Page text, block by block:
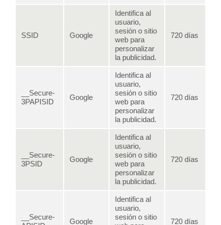
SSID Google
Identifica al
usuario,
sesión o sitio
web para
personalizar
la publicidad.
720 días
__Secure-
3PAPISID
Google
Identifica al
usuario,
sesión o sitio
web para
personalizar
la publicidad.
720 días
__Secure-
3PSID
Google
Identifica al
usuario,
sesión o sitio
web para
personalizar
la publicidad.
720 días
__Secure-
Google
Identifica al
usuario,
sesión o sitio
720 días